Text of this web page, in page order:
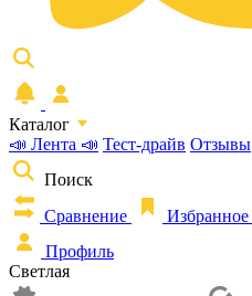
Каталог
📣 Лента 📣 Тест-драйв Отзывы
Поиск
Сравнение
Избранное
Профиль
Светлая